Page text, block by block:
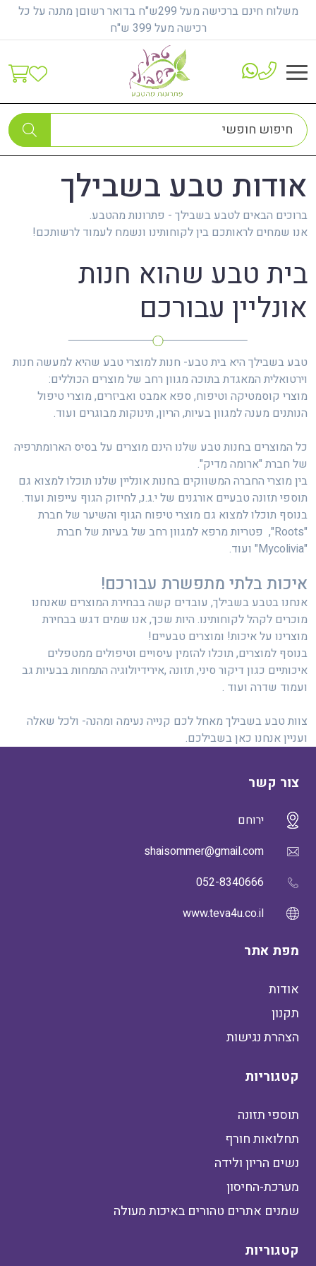
משלוח חינם ברכישה מעל 299ש"ח בדואר רשוםן מתנה על כל
רכישה מעל 399 ש"ח
אודות טבע בשבילך
ברוכים הבאים לטבע בשבילך - פתרונות מהטבע.
אנו שמחים לראותכם בין לקוחותינו ונשמח לעמוד לרשותכם!
בית טבע שהוא חנות
אונליין עבורכם
טבע בשבילך היא בית טבע- חנות למוצרי טבע שהיא למעשה חנות
וירטואלית המאגדת בתוכה מגוון רחב של מוצרים הכוללים:
מוצרי קוסמטיקה וטיפוח, ספא אמבט ואביזרים, מוצרי טיפול
הנותנים מענה למגוון בעיות, הריון, תינוקות מבוגרים ועוד.
כל המוצרים בחנות טבע שלנו הינם מוצרים על בסיס הארומתרפיה
של חברת "ארומה מדיק".
בין מוצרי החברה המשווקים בחנות אונליין שלנו תוכלו למצוא גם
תוספי תזונה טבעיים אורגנים של י.ג.נ, לחיזוק הגוף עייפות ועוד.
בנוסף תוכלו למצוא גם מוצרי טיפוח הגוף והשיער של חברת
"Roots", פטריות מרפא למגוון רחב של בעיות של חברת
"Mycolivia" ועוד.
איכות בלתי מתפשרת עבורכם!
אנחנו בטבע בשבילך, עובדים קשה בבחירת המוצרים שאנחנו
מוכרים לקהל לקוחותינו. היות שכך, אנו שמים דגש בבחירת
מוצרינו על איכות! ומוצרים טבעיים!
בנוסף למוצרים, תוכלו להזמין עיסויים וטיפולים ממטפלים
איכותיים כגון דיקור סיני, תזונה ,אירידיולוגיה התמחות בבעיות גב
ועמוד שדרה ועוד .
צוות טבע בשבילך מאחל לכם קנייה נעימה ומהנה- ולכל שאלה
ועניין אנחנו כאן בשבילכם.
צור קשר
ירוחם
shaisommer@gmail.com
052-8340666
www.teva4u.co.il
מפת אתר
אודות
תקנון
הצהרת נגישות
קטגוריות
תוספי תזונה
תחלואות חורף
נשים הריון ולידה
מערכת-החיסון
שמנים אתרים טהורים באיכות מעולה
קטגוריות